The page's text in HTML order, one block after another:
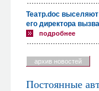
Театр.doc
его директора
подробнее
архив новостей
Постоянные